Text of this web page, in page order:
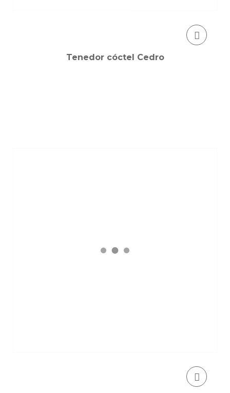
Tenedor cóctel Cedro